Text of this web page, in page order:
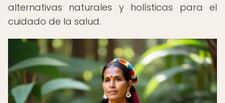
alternativas naturales y holísticas para el
cuidado de la salud.